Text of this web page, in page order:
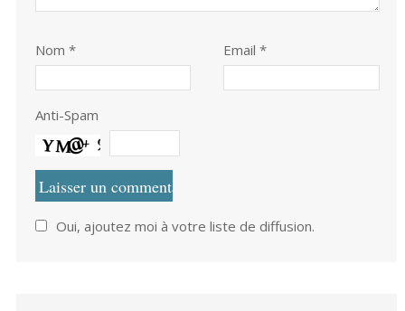
Nom * Email *
Anti-Spam
Oui, ajoutez moi à votre liste de diffusion.